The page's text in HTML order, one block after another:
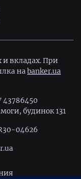
вкладах. При
наbanker.ua
будинок 131
04626